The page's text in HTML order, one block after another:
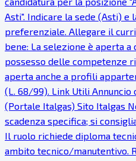
Asti". Indicare la sede (Asti) e
preferenziale. Allegare il
bene: La selezione è aperta a
possesso delle competenze
aperta anche a profili
(L. 68/99). Link Utili Annuncio
(Portale Italgas) Sito Italgas
scadenza specifica; si
Il ruolo richiede diploma
ambito tecnico/manutentivo.